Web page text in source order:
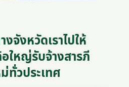
จังหวัดเราไปให้
ใหญ่รับจ้างสารภี
ทั่วประเทศ